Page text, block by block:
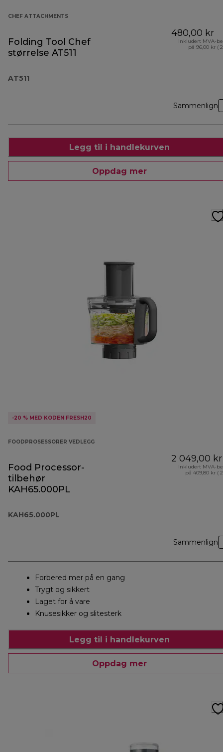
CHEF ATTACHMENTS
Folding Tool Chef
størrelse AT511
AT511
480,00 kr
Inkludert MVA-
på 96,00 kr (
Sammenlign
Legg til i handlekurven
Oppdag mer
-20 % MED KODEN FRESH20
FOODPROSESSORER VEDLEGG
Food Processor-
tilbehør
KAH65.000PL
KAH65.000PL
2 049,00 kr
Inkludert MVA-
på 409,80 kr (
Sammenlign
Forbered mer på en gang
Trygt og sikkert
Laget for å vare
Knusesikker og slitesterk
Legg til i handlekurven
Oppdag mer